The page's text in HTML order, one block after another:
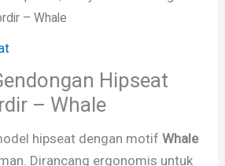
– Whale
Hipseat
– Whale
hipseat dengan motifWhale
Dirancang ergonomis untuk